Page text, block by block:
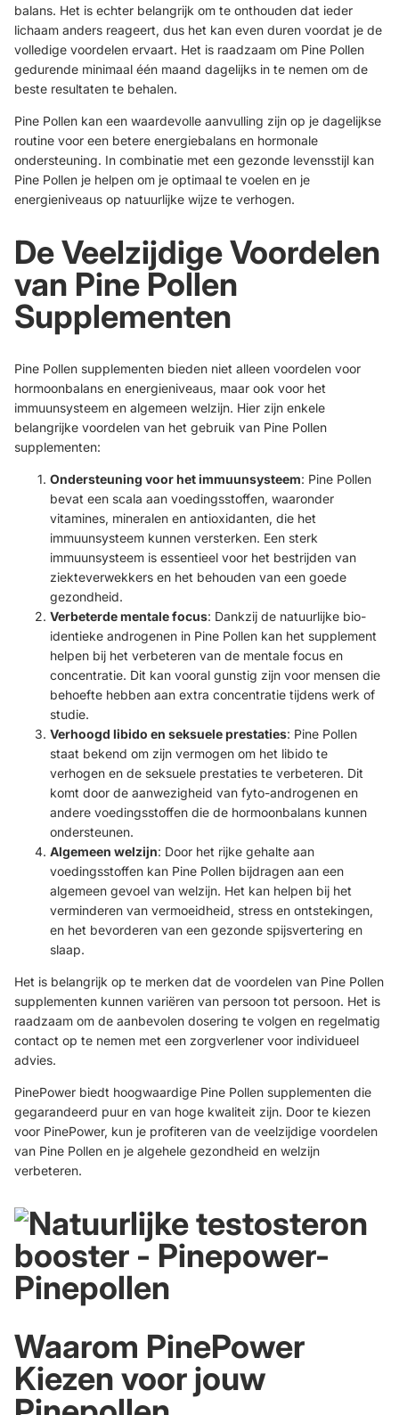
balans. Het is echter belangrijk om te onthouden dat ieder
lichaam anders reageert, dus het kan even duren voordat je de
volledige voordelen ervaart. Het is raadzaam om Pine Pollen
gedurende minimaal één maand dagelijks in te nemen om de
beste resultaten te behalen.
Pine Pollen kan een waardevolle aanvulling zijn op je dagelijkse
routine voor een betere energiebalans en hormonale
ondersteuning. In combinatie met een gezonde levensstijl kan
Pine Pollen je helpen om je optimaal te voelen en je
energieniveaus op natuurlijke wijze te verhogen.
De Veelzijdige Voordelen
van Pine Pollen
Supplementen
Pine Pollen supplementen bieden niet alleen voordelen voor
hormoonbalans en energieniveaus, maar ook voor het
immuunsysteem en algemeen welzijn. Hier zijn enkele
belangrijke voordelen van het gebruik van Pine Pollen
supplementen:
Ondersteuning voor het immuunsysteem: Pine Pollen
bevat een scala aan voedingsstoffen, waaronder
vitamines, mineralen en antioxidanten, die het
immuunsysteem kunnen versterken. Een sterk
immuunsysteem is essentieel voor het bestrijden van
ziekteverwekkers en het behouden van een goede
gezondheid.
Verbeterde mentale focus: Dankzij de natuurlijke bio-
identieke androgenen in Pine Pollen kan het supplement
helpen bij het verbeteren van de mentale focus en
concentratie. Dit kan vooral gunstig zijn voor mensen die
behoefte hebben aan extra concentratie tijdens werk of
studie.
Verhoogd libido en seksuele prestaties: Pine Pollen
staat bekend om zijn vermogen om het libido te
verhogen en de seksuele prestaties te verbeteren. Dit
komt door de aanwezigheid van fyto-androgenen en
andere voedingsstoffen die de hormoonbalans kunnen
ondersteunen.
Algemeen welzijn: Door het rijke gehalte aan
voedingsstoffen kan Pine Pollen bijdragen aan een
algemeen gevoel van welzijn. Het kan helpen bij het
verminderen van vermoeidheid, stress en ontstekingen,
en het bevorderen van een gezonde spijsvertering en
slaap.
Het is belangrijk op te merken dat de voordelen van Pine Pollen
supplementen kunnen variëren van persoon tot persoon. Het is
raadzaam om de aanbevolen dosering te volgen en regelmatig
contact op te nemen met een zorgverlener voor individueel
advies.
PinePower biedt hoogwaardige Pine Pollen supplementen die
gegarandeerd puur en van hoge kwaliteit zijn. Door te kiezen
voor PinePower, kun je profiteren van de veelzijdige voordelen
van Pine Pollen en je algehele gezondheid en welzijn
verbeteren.
Waarom PinePower
Kiezen voor jouw